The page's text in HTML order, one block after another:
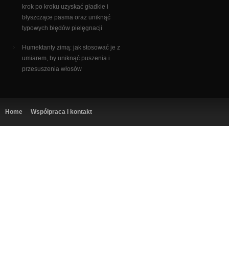
krok po kroku uzyskać gładkie i
błyszczące pasma oraz uniknąć
typowych błędów pielęgnacji
Humektanty zimą: jak stosować je z
umiarem, by uniknąć puszenia i
przesuszenia włosów
Home Współpraca i kontakt